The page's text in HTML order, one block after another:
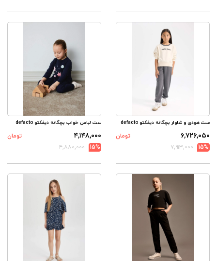
ست هودی و شلوار بچگانه دیفکتو defacto
۶,۷۲۶,۰۵۰
تومان
15%
۷,۹۱۳,۰۰۰
ست لباس خواب بچگانه دیفکتو defacto
۴,۱۴۸,۰۰۰
تومان
15%
۴,۸۸۰,۰۰۰